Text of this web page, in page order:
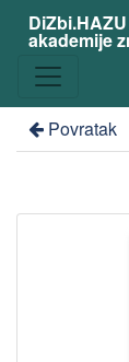
akademije
Povratak